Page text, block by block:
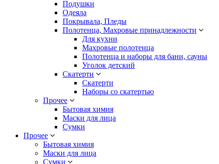
Подушки
Одеяла
Покрывала, Пледы
Полотенца, Махровые принадлежности
Для кухни
Махровые полотенца
Полотенца и наборы для бани, сауны
Уголок детский
Скатерти
Скатерти
Наборы со скатертью
Прочее
Бытовая химия
Маски для лица
Сумки
Прочее
Бытовая химия
Маски для лица
Сумки